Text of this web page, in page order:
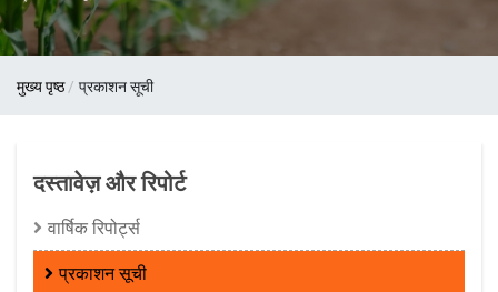
पग
मुख्य पृष्ठ प्रकाशन सूची
दस्तावेज़ और रिपोर्ट
वार्षिक रिपोर्ट्स
प्रकाशन सूची